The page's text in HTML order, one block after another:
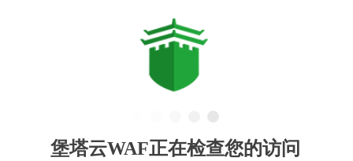
堡塔云WAF正在检查您的访问